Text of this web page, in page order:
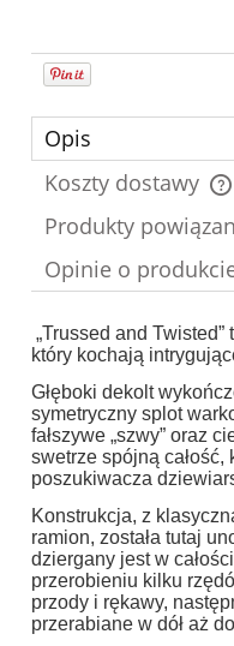
Opis
Koszty dostawy
Cena nie zawiera
Produkty
Opinie o
„Trussed and
który kochają
Głęboki dekolt
symetryczny splot
fałszywe „szwy” oraz
swetrze spójną
poszukiwacza
Konstrukcja, z
ramion, została tutaj
dziergany jest w
przerobieniu kilku
przody i rękawy,
przerabiane w dół aż